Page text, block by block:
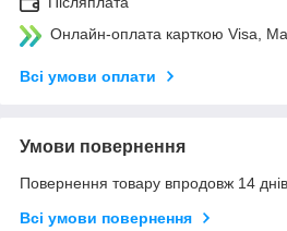
Онлайн-оплата карткою Visa,
Всі умови оплати
Умови повернення
Повернення товару впродовж 14
Всі умови повернення